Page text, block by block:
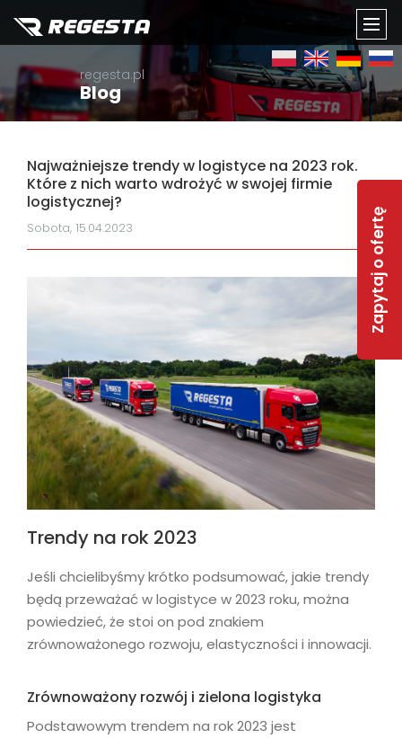
Zapytaj o ofertę
regesta.pl
Blog
Najważniejsze trendy w logistyce na 2023 rok.
Które z nich warto wdrożyć w swojej firmie
logistycznej?
Sobota, 15.04.2023
Trendy na rok 2023
Jeśli chcielibyśmy krótko podsumować, jakie trendy
będą przeważać w logistyce w 2023 roku, można
powiedzieć, że stoi on pod znakiem
zrównoważonego rozwoju, elastyczności i innowacji.
Zrównoważony rozwój i zielona logistyka
Podstawowym trendem na rok 2023 jest